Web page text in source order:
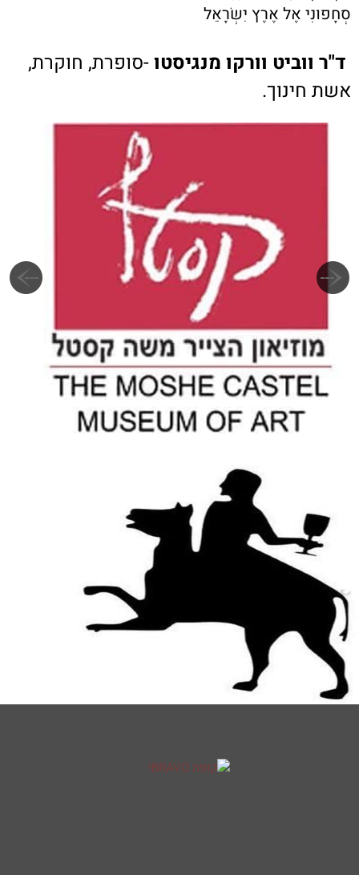
סְחָפוּנִי אֶל אֶרֶץ יִשְׂרָאֵל
ד"ר ווביט וורקו מנגיסטו-סופרת, חוקרת,
אשת חינוך.